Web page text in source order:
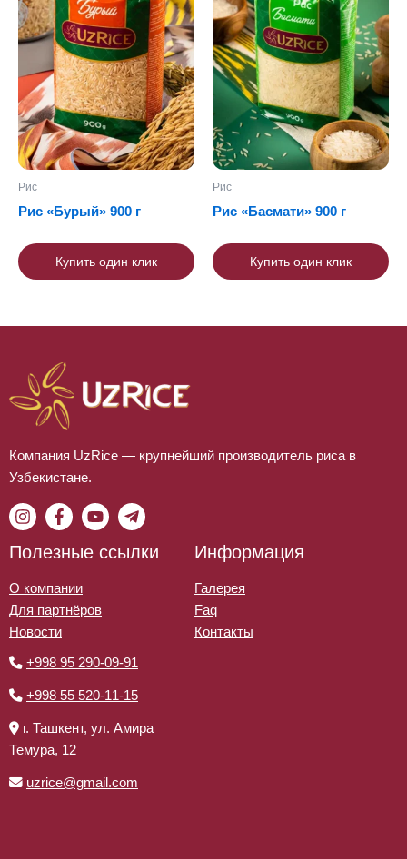
Рис
Рис «Бурый» 900 г
Купить один клик
Рис
Рис «Басмати» 900 г
Купить один клик
Компания UzRice — крупнейший производитель риса в
Узбекистане.
Полезные ссылки
О компании
Для партнёров
Новости
Информация
Галерея
Faq
Контакты
+998 95 290-09-91
+998 55 520-11-15
г. Ташкент, ул. Амира
Темура, 12
uzrice@gmail.com